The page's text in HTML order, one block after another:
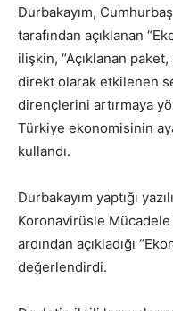
Durbakayım,
tarafından açıklanan
ilişkin, “Açıklanan
direkt olarak etkilenen
dirençlerini artırmaya
Türkiye ekonomisinin
kullandı.
Durbakayım yaptığı
Koronavirüsle Mücadele
ardından açıkladığı
değerlendirdi.